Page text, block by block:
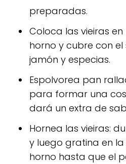
preparadas.
Coloca las vieiras
horno y cubre con
jamón y especias.
Espolvorea pan
para formar una
dará un extra de
Hornea las vieiras:
y luego gratina en
horno hasta que el